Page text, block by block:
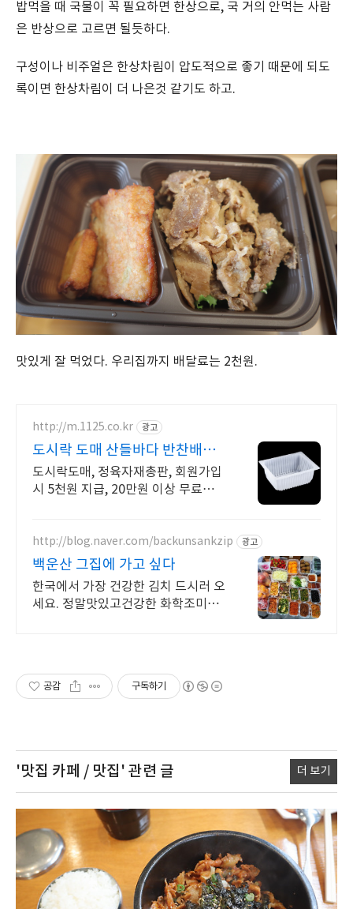
밥먹을 때 국물이 꼭 필요하면 한상으로, 국 거의 안먹는 사람
은 반상으로 고르면 될듯하다.
구성이나 비주얼은 한상차림이 압도적으로 좋기 때문에 되도
록이면 한상차림이 더 나은것 같기도 하고.
맛있게 잘 먹었다. 우리집까지 배달료는 2천원.
http://m.1125.co.kr 광고
도시락 도매 산들바다 반찬배달
용 용기판매
도시락도매, 정육자재총판, 회원가입
시 5천원 지급, 20만원 이상 무료배
http://blog.naver.com/backunsankzip 광고
백운산 그집에 가고 싶다
한국에서 가장 건강한 김치 드시러 오
세요. 정말맛있고건강한 화학조미료
공감 구독하기
'맛집 카페 / 맛집' 관련 글 더 보기